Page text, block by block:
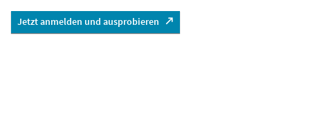
Jetzt anmelden und ausprobieren